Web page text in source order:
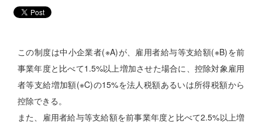
この制度は中小企業者(※A)が、雇用者給与等支給額(※B)を前
事業年度と比べて1.5%以上増加させた場合に、控除対象雇用
者等支給増加額(※C)の15%を法人税額あるいは所得税額から
控除できる。
また、雇用者給与等支給額を前事業年度と比べて2.5%以上増